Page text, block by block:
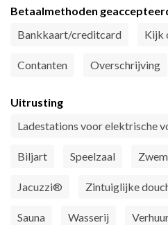
Betaalmethoden
Bankkaart/creditcard
Kijk
Contanten Overschrijving
Uitrusting
Ladestations voor elektrische
Biljart Speelzaal
Jacuzzi® Zintuiglijke
Sauna Wasserij